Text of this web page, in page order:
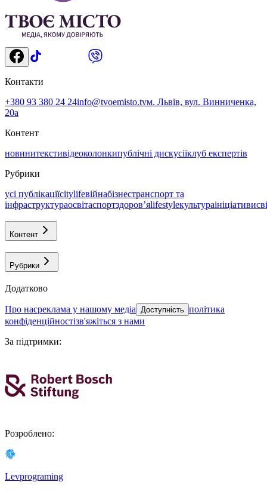
Контакти
+380 93 380 24 24info@tvoemisto.tvм. Львів, вул. Винниченка,
20а
Контент
новинитекстивідеоколонкипублічні дискусіїклуб експертів
Рубрики
усі публікаціїcitylifeвійнабізнестранспорт та
інфраструктураосвітаспортздоровʼяlifestyleкультураініціативи
Контент
Рубрики
Додатково
про насреклама у нашому медіа Доступність політика
конфіденційностізв'яжіться з нами
За підтримки:
Розроблено:
Levprograming